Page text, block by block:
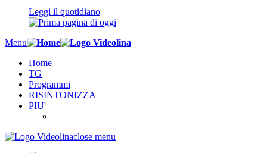
Leggi il quotidiano
Menu
Home
TG
Programmi
RISINTONIZZA
PIU'
close menu